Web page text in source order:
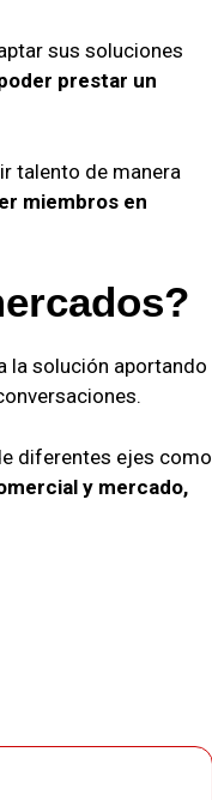
sus soluciones
prestar un
talento de manera
miembros en
la solución aportando
diferentes ejes como
y mercado,